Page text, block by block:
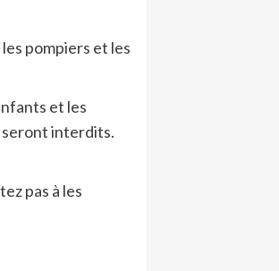
pompiers et les
et les
seront interdits.
pas à les